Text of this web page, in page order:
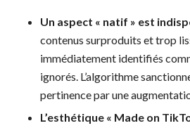
Un aspect « natif » est
contenus surproduits et trop
immédiatement identifiés
ignorés. L’algorithme
pertinence par une
L’esthétique « Made on